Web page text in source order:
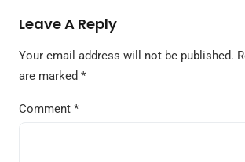
Leave A Reply
Your email address will not be published.
are marked *
Comment *